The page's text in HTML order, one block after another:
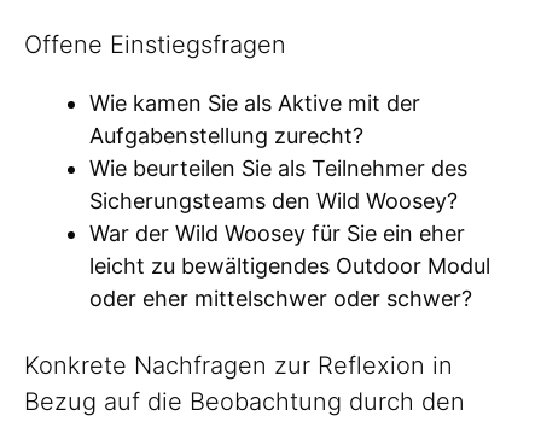
Offene Einstiegsfragen
Wie kamen Sie als Aktive mit der
Aufgabenstellung zurecht?
Wie beurteilen Sie als Teilnehmer des
Sicherungsteams den Wild Woosey?
War der Wild Woosey für Sie ein eher
leicht zu bewältigendes Outdoor Modul
oder eher mittelschwer oder schwer?
Konkrete Nachfragen zur Reflexion in
Bezug auf die Beobachtung durch den